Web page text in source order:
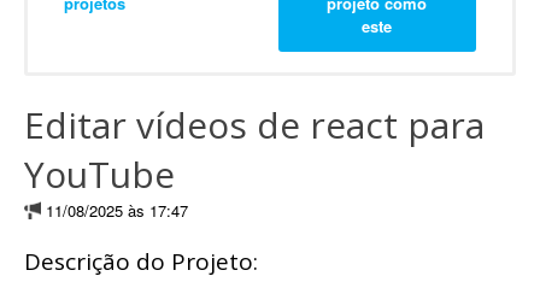
este
Editar vídeos de react para
YouTube
11/08/2025 às 17:47
Descrição do Projeto: